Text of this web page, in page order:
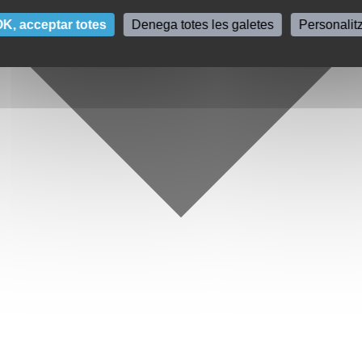
acceptar totes Denega totes les galetes